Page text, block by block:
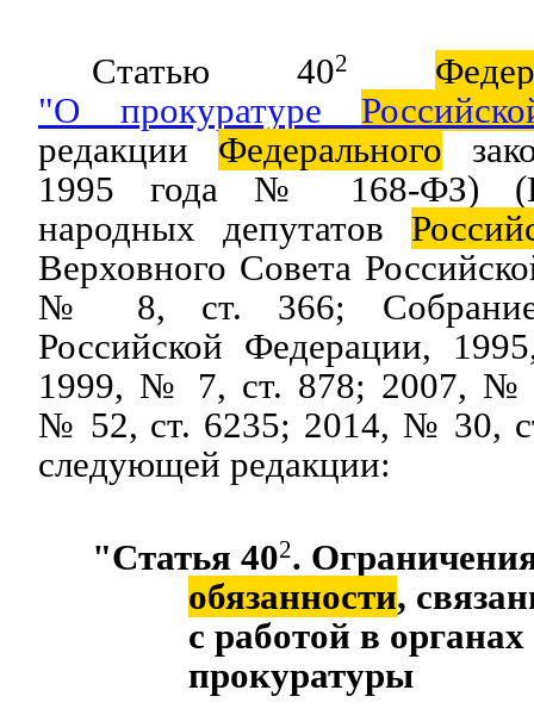
Статью 402
"О прокуратуре
редакции Федерального
1995 года № 168-ФЗ)
народных депутатов
Верховного Совета
№ 8, ст. 366;
Российской Федерации,
1999, № 7, ст. 878; 2007, №
№ 52, ст. 6235; 2014, № 30,
следующей редакции:
"Статья 402.
обязанности,
с работой в
прокуратуры